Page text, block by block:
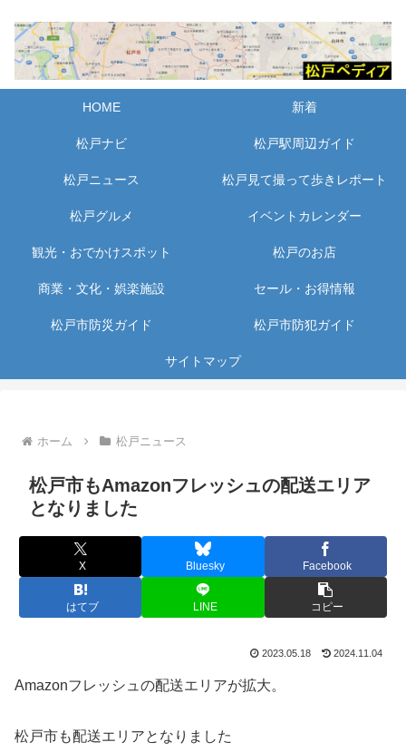
HOME 新着
松戸ナビ 松戸駅周辺ガイド
松戸ニュース 松戸見て撮って歩きレポート
松戸グルメ イベントカレンダー
観光・おでかけスポット 松戸のお店
商業・文化・娯楽施設 セール・お得情報
松戸市防災ガイド 松戸市防犯ガイド
サイトマップ
ホーム 松戸ニュース
松戸市もAmazonフレッシュの配送エリア
となりました
X Bluesky Facebook
はてブ LINE コピー
2023.05.18 2024.11.04
Amazonフレッシュの配送エリアが拡大。
松戸市も配送エリアとなりました